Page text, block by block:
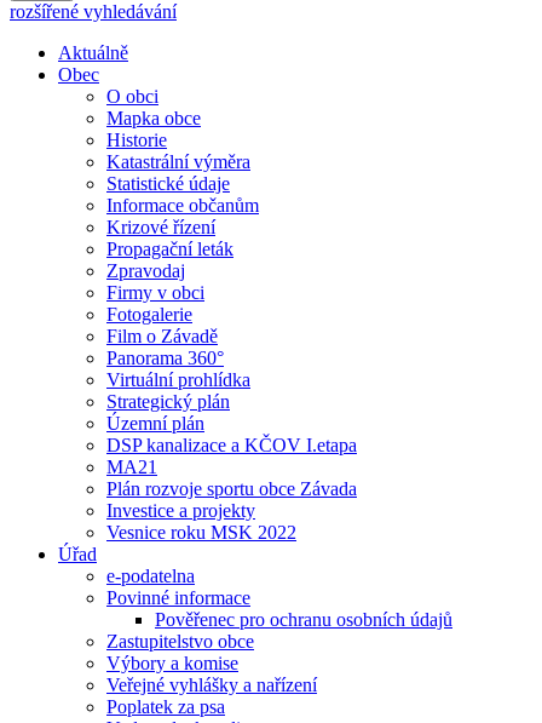
rozšířené vyhledávání
Aktuálně
Obec
O obci
Mapka obce
Historie
Katastrální výměra
Statistické údaje
Informace občanům
Krizové řízení
Propagační leták
Zpravodaj
Firmy v obci
Fotogalerie
Film o Závadě
Panorama 360°
Virtuální prohlídka
Strategický plán
Územní plán
DSP kanalizace a KČOV I.etapa
MA21
Plán rozvoje sportu obce Závada
Investice a projekty
Vesnice roku MSK 2022
Úřad
e-podatelna
Povinné informace
Pověřenec pro ochranu osobních údajů
Zastupitelstvo obce
Výbory a komise
Veřejné vyhlášky a nařízení
Poplatek za psa